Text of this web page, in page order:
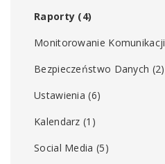
Raporty (4)
Monitorowanie Komunikacji
Bezpieczeństwo Danych (2)
Ustawienia (6)
Kalendarz (1)
Social Media (5)